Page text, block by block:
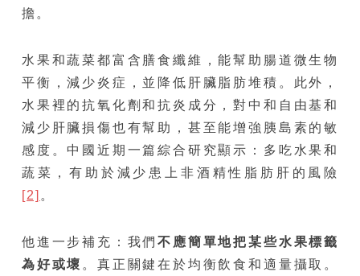
擔。
水果和蔬菜都富含膳食纖維，能幫助腸道微生物
平衡，減少炎症，並降低肝臟脂肪堆積。此外，
水果裡的抗氧化劑和抗炎成分，對中和自由基和
減少肝臟損傷也有幫助，甚至能增強胰島素的敏
感度。中國近期一篇綜合研究顯示：多吃水果和
蔬菜，有助於減少患上非酒精性脂肪肝的風險
[2] 。
他進一步補充：我們不應簡單地把某些水果標籤
為好或壞 。真正關鍵在於均衡飲食和適量攝取。